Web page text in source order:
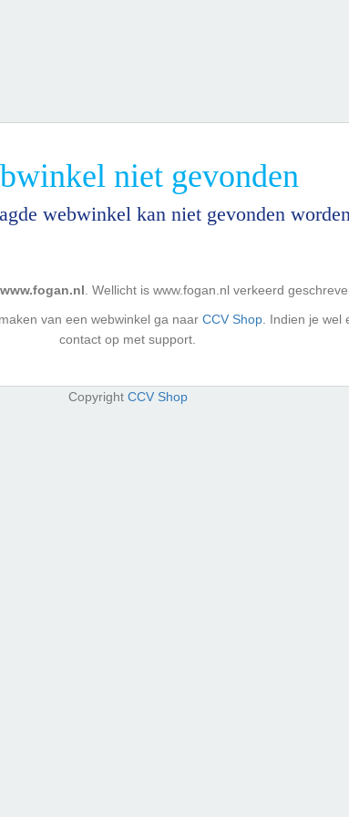
niet gevonden
webwinkel kan niet gevonden
www.fogan.nl. Wellicht is www.fogan.nl verkeerd
van een webwinkel ga naar CCV Shop. Indien je wel
contact op met support.
Copyright CCV Shop